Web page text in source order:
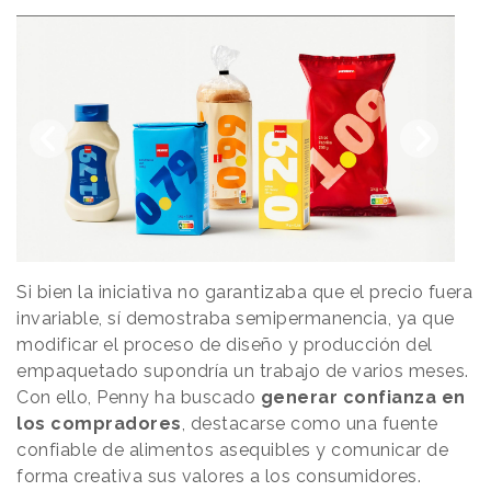
Si bien la iniciativa no garantizaba que el precio fuera
invariable, sí demostraba semipermanencia, ya que
modificar el proceso de diseño y producción del
empaquetado supondría un trabajo de varios meses.
Con ello, Penny ha buscado generar confianza en
los compradores, destacarse como una fuente
confiable de alimentos asequibles y comunicar de
forma creativa sus valores a los consumidores.